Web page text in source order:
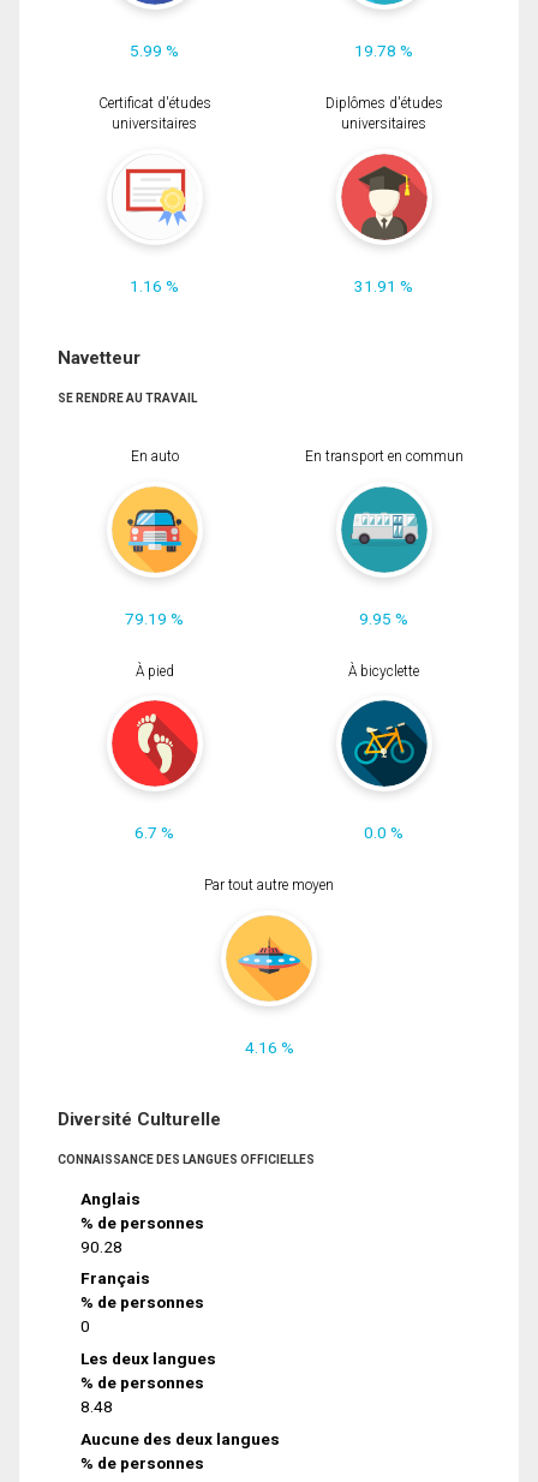
5.99 % 19.78 %
Certificat d'études
universitaires
1.16 %
Diplômes d'études
universitaires
31.91 %
Navetteur
SE RENDRE AU TRAVAIL
En auto
79.19 %
En transport en commun
9.95 %
À pied
6.7 %
À bicyclette
0.0 %
Par tout autre moyen
4.16 %
Diversité Culturelle
CONNAISSANCE DES LANGUES OFFICIELLES
Anglais
% de personnes
90.28
Français
% de personnes
0
Les deux langues
% de personnes
8.48
Aucune des deux langues
% de personnes